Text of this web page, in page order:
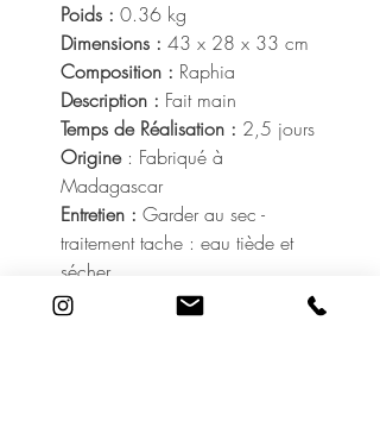
Poids : 0.36 kg
Dimensions : 43 x 28 x 33 cm
Composition : Raphia
Description : Fait main
Temps de Réalisation : 2,5 jours
Origine: Fabriqué à
Madagascar
Entretien : Garder au sec -
traitement tache : eau tiède et
sécher
En raison de leur conception